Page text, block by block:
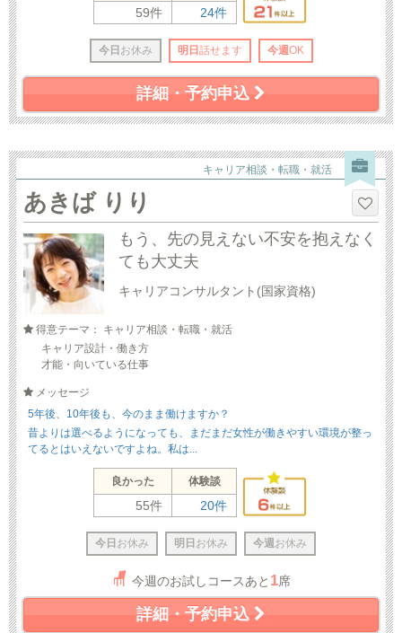
59件 24件
今日 お休み 明日 話せます 今週OK
詳細・予約申込
キャリア相談・転職・就活
あきば りり
もう、先の見えない不安を抱えなく
ても大丈夫
キャリアコンサルタント(国家資格)
得意テーマ： キャリア相談・転職・就活
キャリア設計・働き方
才能・向いている仕事
メッセージ
5年後、10年後も、今のまま働けますか？
昔よりは選べるようになっても、まだまだ女性が働きやすい環境が整っ
てるとはいえないですよね。私は...
良かった 体験談
55件 20件
今日 お休み 明日 お休み 今週 お休み
今週のお試しコースあと 1席
詳細・予約申込